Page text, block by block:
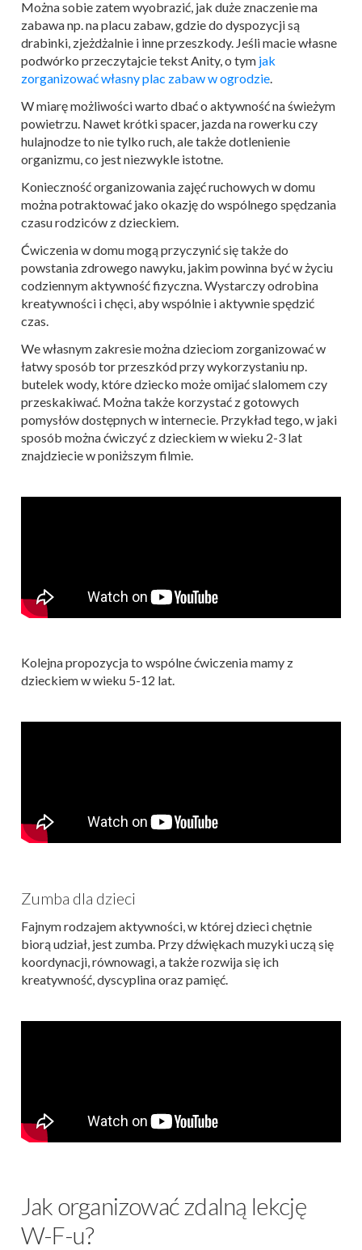
Można sobie zatem wyobrazić, jak duże znaczenie ma
zabawa np. na placu zabaw, gdzie do dyspozycji są
drabinki, zjeżdżalnie i inne przeszkody. Jeśli macie własne
podwórko przeczytajcie tekst Anity, o tym jak
zorganizować własny plac zabaw w ogrodzie.
W miarę możliwości warto dbać o aktywność na świeżym
powietrzu. Nawet krótki spacer, jazda na rowerku czy
hulajnodze to nie tylko ruch, ale także dotlenienie
organizmu, co jest niezwykle istotne.
Konieczność organizowania zajęć ruchowych w domu
można potraktować jako okazję do wspólnego spędzania
czasu rodziców z dzieckiem.
Ćwiczenia w domu mogą przyczynić się także do
powstania zdrowego nawyku, jakim powinna być w życiu
codziennym aktywność fizyczna. Wystarczy odrobina
kreatywności i chęci, aby wspólnie i aktywnie spędzić
czas.
We własnym zakresie można dzieciom zorganizować w
łatwy sposób tor przeszkód przy wykorzystaniu np.
butelek wody, które dziecko może omijać slalomem czy
przeskakiwać. Można także korzystać z gotowych
pomysłów dostępnych w internecie. Przykład tego, w jaki
sposób można ćwiczyć z dzieckiem w wieku 2-3 lat
znajdziecie w poniższym filmie.
Kolejna propozycja to wspólne ćwiczenia mamy z
dzieckiem w wieku 5-12 lat.
Zumba dla dzieci
Fajnym rodzajem aktywności, w której dzieci chętnie
biorą udział, jest zumba. Przy dźwiękach muzyki uczą się
koordynacji, równowagi, a także rozwija się ich
kreatywność, dyscyplina oraz pamięć.
Jak organizować zdalną lekcję
W-F-u?